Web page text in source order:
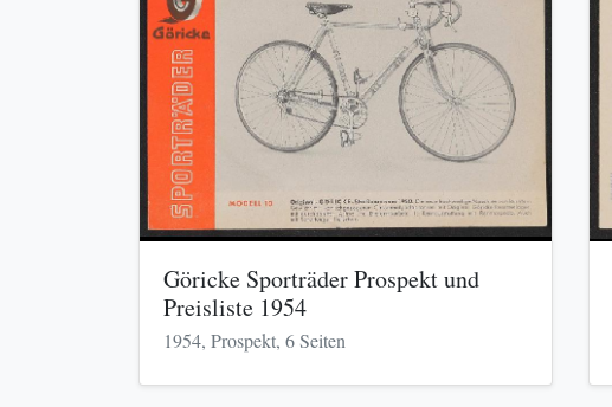
Göricke Sporträder Prospekt und
Preisliste 1954
1954, Prospekt, 6 Seiten